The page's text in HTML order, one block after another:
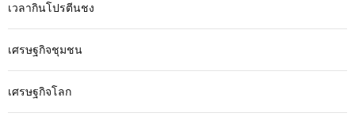
เวลากินโปรตีนชง
เศรษฐกิจชุมชน
เศรษฐกิจโลก